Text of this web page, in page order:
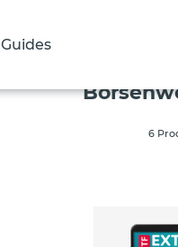
Guides
S
6